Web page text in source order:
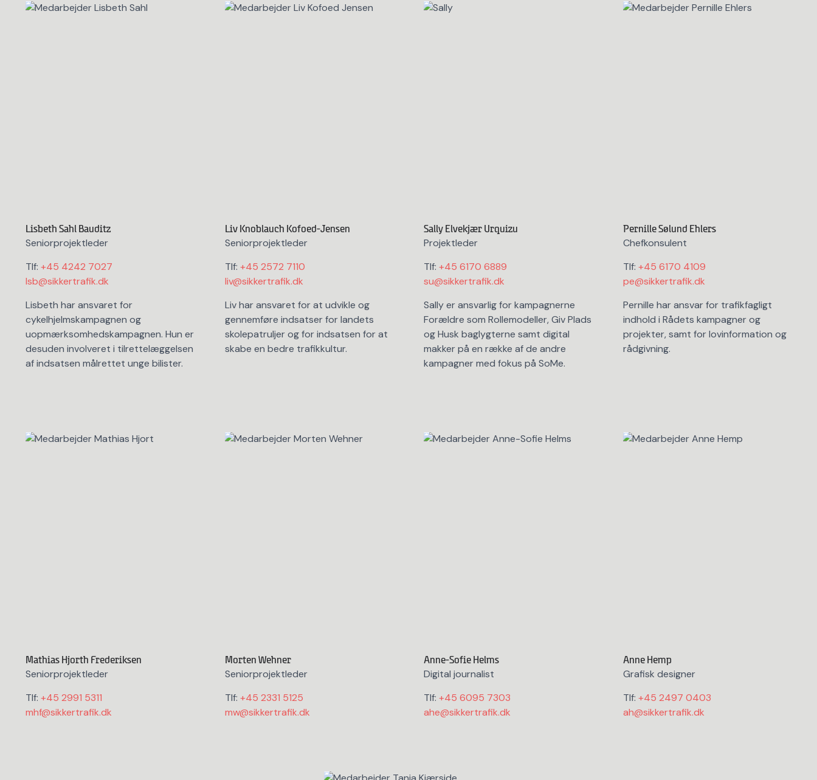
Lisbeth Sahl Bauditz
Seniorprojektleder
Tlf: +45 4242 7027
lsb@sikkertrafik.dk
Lisbeth har ansvaret for
cykelhjelmskampagnen og
uopmærksomhedskampagnen. Hun er
desuden involveret i tilrettelæggelsen
af indsatsen målrettet unge bilister.
Liv Knoblauch Kofoed-Jensen
Seniorprojektleder
Tlf: +45 2572 7110
liv@sikkertrafik.dk
Liv har ansvaret for at udvikle og
gennemføre indsatser for landets
skolepatruljer og for indsatsen for at
skabe en bedre trafikkultur.
Sally Elvekjær Urquizu
Projektleder
Tlf: +45 6170 6889
su@sikkertrafik.dk
Sally er ansvarlig for kampagnerne
Forældre som Rollemodeller, Giv Plads
og Husk baglygterne samt digital
makker på en række af de andre
kampagner med fokus på SoMe.
Pernille Sølund Ehlers
Chefkonsulent
Tlf: +45 6170 4109
pe@sikkertrafik.dk
Pernille har ansvar for trafikfagligt
indhold i Rådets kampagner og
projekter, samt for lovinformation og
rådgivning.
Mathias Hjorth Frederiksen
Seniorprojektleder
Tlf: +45 2991 5311
mhf@sikkertrafik.dk
Morten Wehner
Seniorprojektleder
Tlf: +45 2331 5125
mw@sikkertrafik.dk
Anne-Sofie Helms
Digital journalist
Tlf: +45 6095 7303
ahe@sikkertrafik.dk
Anne Hemp
Grafisk designer
Tlf: +45 2497 0403
ah@sikkertrafik.dk